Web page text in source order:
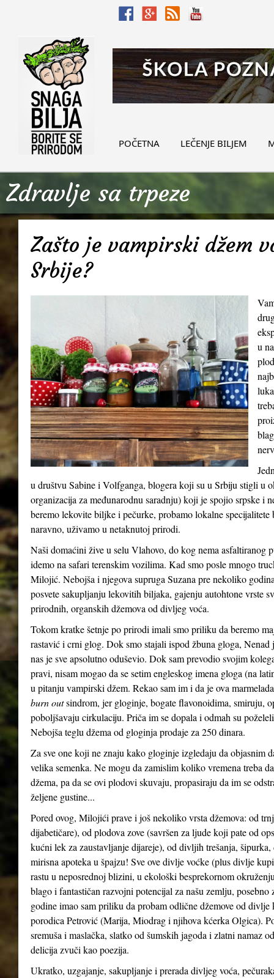
POČETNA LEČENJE BILJEM
Zdravlje sa trpeze
Zašto je vampirski džem
Srbije?
u
u društvu Sabine i Volfganga, blogera koji su u Srbiju stigli u
organizacija za međunarodnu saradnju) koji je spojio srpske i
beremo lekovite biljke i pečurke, probamo lokalne
naravno, uživamo u netaknutoj prirodi.
Naši domaćini žive u selu Vlahovo, do kog nema asfaltiranog
idemo na safari terenskim vozilima. Kad smo posle mnogo
Milojić. Nebojša i njegova supruga Suzana pre nekoliko
posvete sakupljanju lekovitih biljaka, gajenju autohtone vrste
prirodnih, organskih džemova od divljeg voća.
Tokom kratke šetnje po prirodi imali smo priliku da beremo
rastavić i crni glog. Dok smo stajali ispod žbuna gloga,
nas je sve apsolutno oduševio. Dok sam prevodio svojim
pravi, nisam mogao da se setim engleskog imena gloga (na
u pitanju vampirski džem. Rekao sam im i da je ova
burn outsindrom, jer gloginje, bogate flavonoidima, smiruju,
poboljšavaju cirkulaciju. Priča im se dopala i odmah su
Nebojša teglu džema od gloginja prodaje za 250 dinara.
Za sve one koji ne znaju kako gloginje izgledaju da objasnim
velika semenka. Ne mogu da zamislim koliko vremena treba
džema, pa da se ovi plodovi skuvaju, propasiraju da im se
željene gustine...
Pored ovog, Milojići prave i još nekoliko vrsta džemova: od
dijabetičare), od plodova zove (savršen za ljude koji pate od
kućni lek za zaustavljanje dijareje), od divljih trešanja,
mirisna apoteka u špajzu! Sve ove divlje voćke (plus divlje
rastu u neposrednoj blizini, u ekološki besprekornom
blago i fantastičan razvojni potencijal za našu zemlju,
godine imao sam priliku da probam odlične džemove od
porodica Petrović (Marija, Miodrag i njihova kćerka Olgica).
sremuša i maslačka, slatko od šumskih jagoda i zlatni namaz
delicija zvuči kao poezija.
Ukratko, uzgajanje, sakupljanje i prerada divljeg voća,